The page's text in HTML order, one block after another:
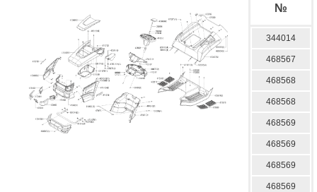
№
344014
468567
468568
468568
468569
468569
468569
468569